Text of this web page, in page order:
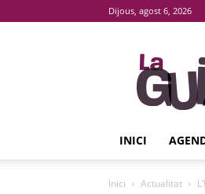
Dijous, agost 6, 2026
INICI
Inici Actualitat